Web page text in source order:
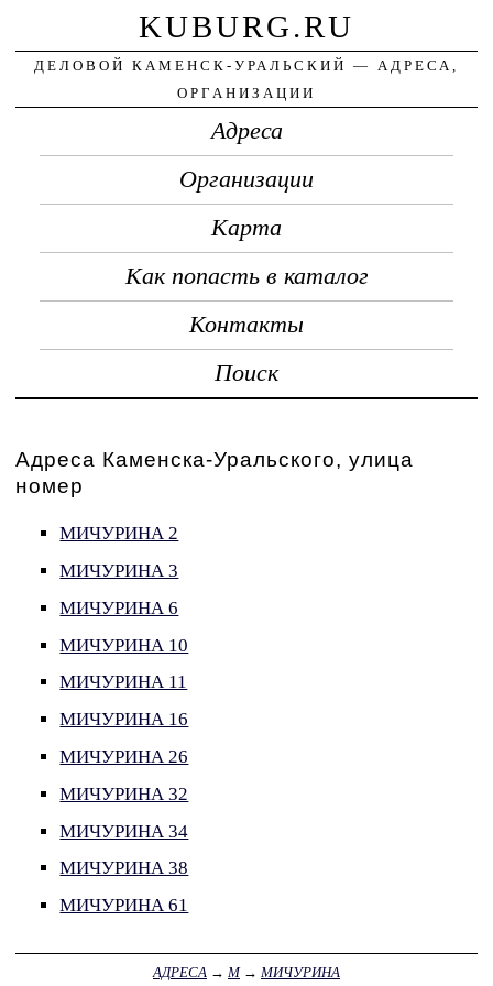
KUBURG.RU
ДЕЛОВОЙ КАМЕНСК-УРАЛЬСКИЙ — АДРЕСА,
ОРГАНИЗАЦИИ
Адреса
Организации
Карта
Как попасть в каталог
Контакты
Поиск
Адреса Каменска-Уральского, улица
номер
МИЧУРИНА 2
МИЧУРИНА 3
МИЧУРИНА 6
МИЧУРИНА 10
МИЧУРИНА 11
МИЧУРИНА 16
МИЧУРИНА 26
МИЧУРИНА 32
МИЧУРИНА 34
МИЧУРИНА 38
МИЧУРИНА 61
АДРЕСА → М→ МИЧУРИНА